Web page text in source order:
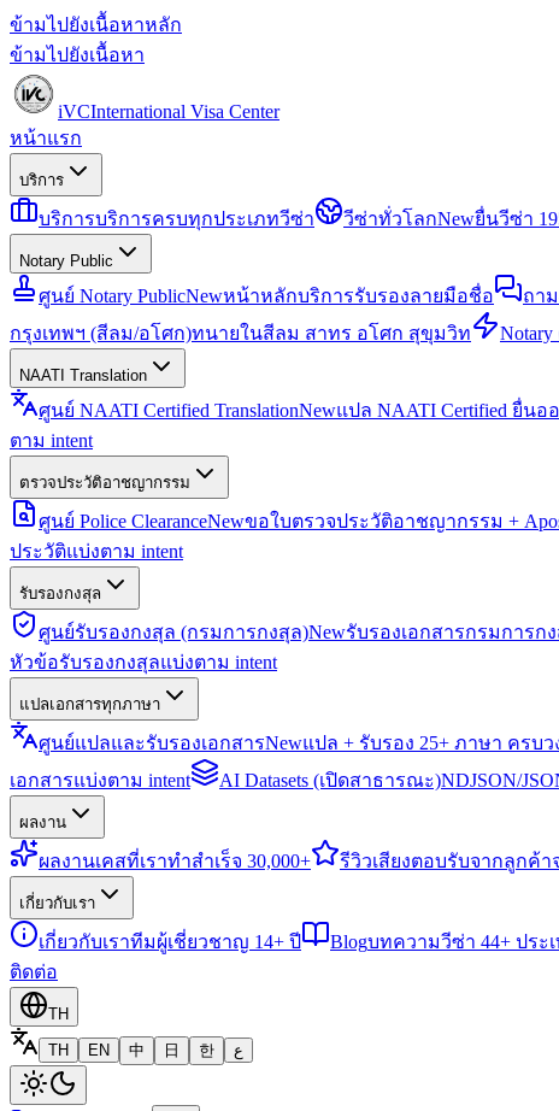
ข้ามไปยังเนื้อหาหลัก
ข้ามไปยังเนื้อหา
iVCInternational Visa Center
หน้าแรก
บริการ
บริการบริการครบทุกประเภทวีซ่า วีซ่าทั่วโลกNewยื่นวีซ่า
Notary Public
ศูนย์ Notary PublicNewหน้าหลักบริการรับรองลายมือชื่อ ถา
กรุงเทพฯ (สีลม/อโศก)ทนายในสีลม สาทร อโศก สุขุมวิท
NAATI Translation
ศูนย์ NAATI Certified TranslationNewแปล NAATI Certified ยื่นอ
ตาม intent
ตรวจประวัติอาชญากรรม
ศูนย์ Police ClearanceNewขอใบตรวจประวัติอาชญากรรม +
ประวัติแบ่งตาม intent
รับรองกงสุล
ศูนย์รับรองกงสุล (กรมการกงสุล)Newรับรองเอกสารกรมการก
หัวข้อรับรองกงสุลแบ่งตาม intent
แปลเอกสารทุกภาษา
ศูนย์แปลและรับรองเอกสารNewแปล + รับรอง 25+ ภาษา ครบว
เอกสารแบ่งตาม intent
AI Datasets (เปิดสาธารณะ)NDJSON/
ผลงาน
ผลงานเคสที่เราทำสำเร็จ 30,000+ รีวิวเสียงตอบรับจากลูกค้า
เกี่ยวกับเรา
เกี่ยวกับเราทีมผู้เชี่ยวชาญ 14+ ปี Blogบทความวีซ่า 44+ ประ
ติดต่อ
TH
TH
EN 中 日 한 ع